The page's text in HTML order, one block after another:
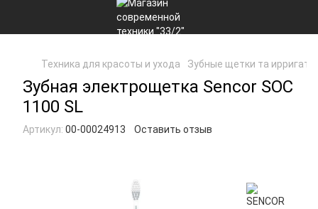
Техника для красоты и ухода Зубные щетки та
Зубная электрощетка Sencor SOC
1100 SL
Артикул: 00-00024913 Оставить отзыв